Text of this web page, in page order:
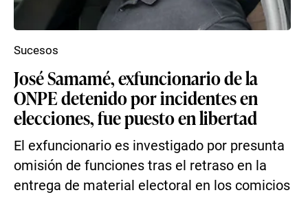
José Samamé, exfuncionario de la
ONPE detenido por incidentes en
elecciones, fue puesto en libertad
El exfuncionario es investigado por presunta
omisión de funciones tras el retraso en la
entrega de material electoral en los comicios
Sucesos